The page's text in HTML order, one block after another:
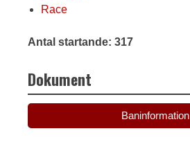
Race
Antal startande: 317
Dokument
Baninformation